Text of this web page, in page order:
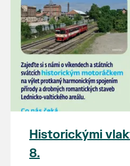
Historickými
8.